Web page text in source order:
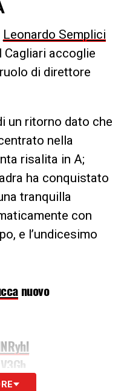
Leonardo Semplici
Cagliari accoglie
di direttore
un ritorno dato che
nella
risalita in A;
ha conquistato
tranquilla
con
e l’undicesimo
nuovo